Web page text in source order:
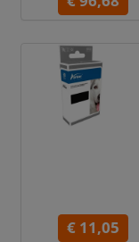
€ 11,05